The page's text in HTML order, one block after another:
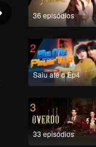
36 episódios
2
Saiu até o Ep4
3
33 episódios